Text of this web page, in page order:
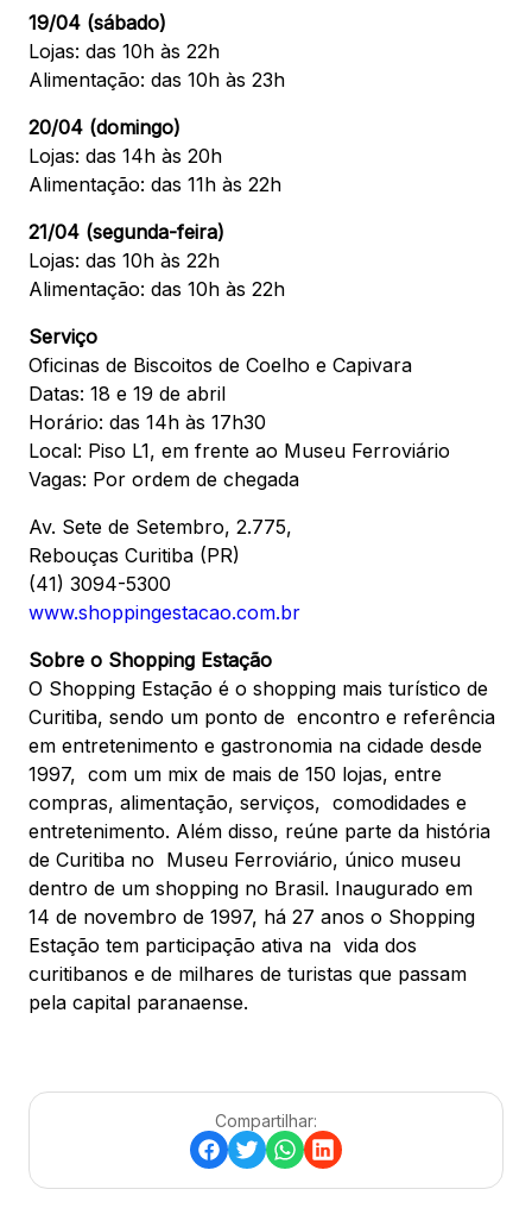
19/04 (sábado)
Lojas: das 10h às 22h
Alimentação: das 10h às 23h
20/04 (domingo)
Lojas: das 14h às 20h
Alimentação: das 11h às 22h
21/04 (segunda-feira)
Lojas: das 10h às 22h
Alimentação: das 10h às 22h
Serviço
Oficinas de Biscoitos de Coelho e Capivara
Datas: 18 e 19 de abril
Horário: das 14h às 17h30
Local: Piso L1, em frente ao Museu Ferroviário
Vagas: Por ordem de chegada
Av. Sete de Setembro, 2.775,
Rebouças Curitiba (PR)
(41) 3094-5300
www.shoppingestacao.com.br
Sobre o Shopping Estação
O Shopping Estação é o shopping mais turístico de
Curitiba, sendo um ponto de encontro e referência
em entretenimento e gastronomia na cidade desde
1997, com um mix de mais de 150 lojas, entre
compras, alimentação, serviços, comodidades e
entretenimento. Além disso, reúne parte da história
de Curitiba no Museu Ferroviário, único museu
dentro de um shopping no Brasil. Inaugurado em
14 de novembro de 1997, há 27 anos o Shopping
Estação tem participação ativa na vida dos
curitibanos e de milhares de turistas que passam
pela capital paranaense.
Compartilhar: